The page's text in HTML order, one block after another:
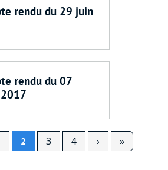
rendu du 29 juin
rendu du 07
2 3 4 ›Page suivante
»Dernière